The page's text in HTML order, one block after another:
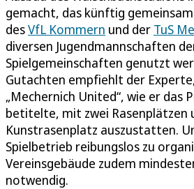
gemacht, das künftig
desVfL Kommern und der TuS
diversen Jugendmannschaften
Spielgemeinschaften genutzt
Gutachten empfiehlt der
„Mechernich United“, wie er das
betitelte, mit zwei Rasenplätzen
Kunstrasenplatz auszustatten.
Spielbetrieb reibungslos zu
Vereinsgebäude zudem
notwendig.